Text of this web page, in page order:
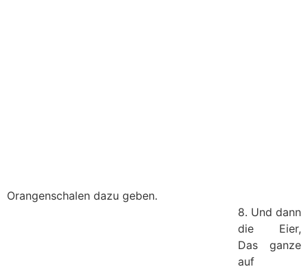
Orangenschalen dazu geben.
8. Und dann
die Eier,
Das ganze
auf